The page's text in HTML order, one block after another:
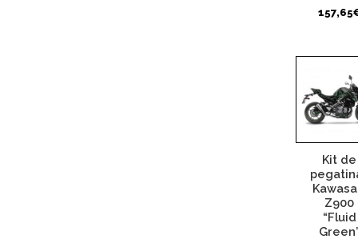
157,65
Kit de
Z900
“Fluid